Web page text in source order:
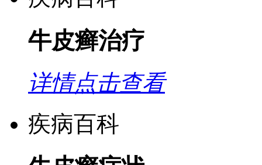
牛皮癣治疗
详情点击查看
疾病百科